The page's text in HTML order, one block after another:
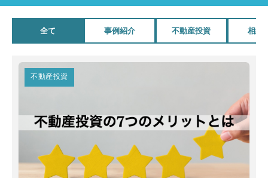
全て 事例紹介 不動産投資 相続
不動産投資